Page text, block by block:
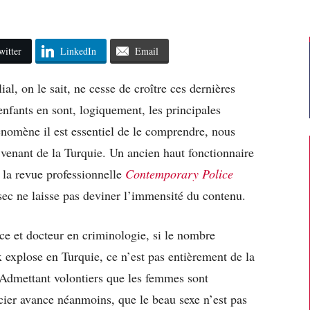
LinkedIn Email
on le sait, ne cesse de croître ces dernières
en sont, logiquement, les principales
il est essentiel de le comprendre, nous
de la Turquie. Un ancien haut fonctionnaire
revue professionnelle Contemporary Police
ne laisse pas deviner l’immensité du contenu.
et docteur en criminologie, si le nombre
en Turquie, ce n’est pas entièrement de la
volontiers que les femmes sont
avance néanmoins, que le beau sexe n’est pas